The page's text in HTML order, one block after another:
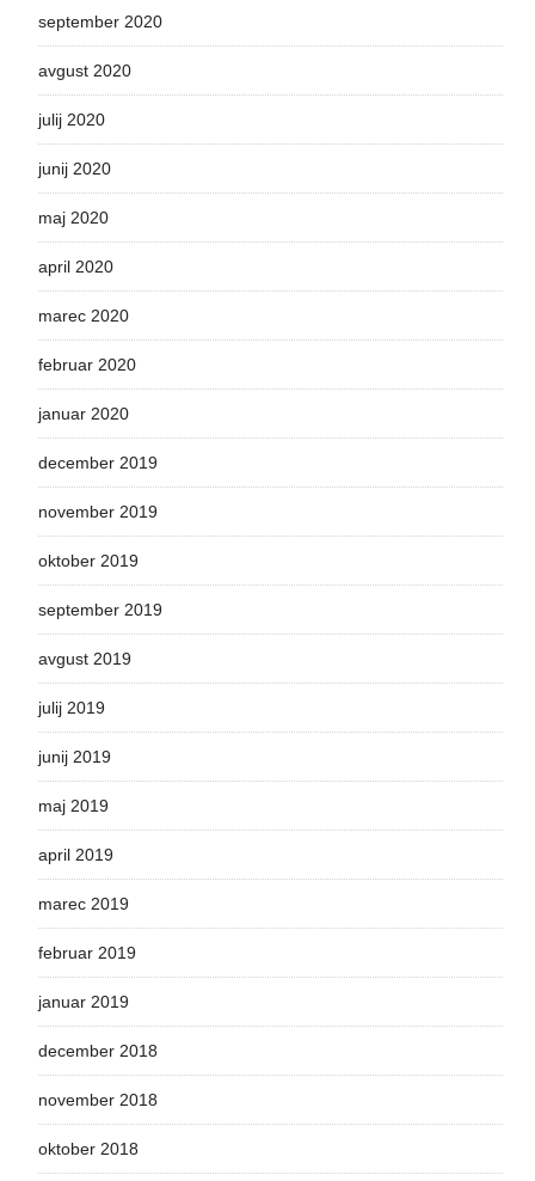
september 2020
avgust 2020
julij 2020
junij 2020
maj 2020
april 2020
marec 2020
februar 2020
januar 2020
december 2019
november 2019
oktober 2019
september 2019
avgust 2019
julij 2019
junij 2019
maj 2019
april 2019
marec 2019
februar 2019
januar 2019
december 2018
november 2018
oktober 2018